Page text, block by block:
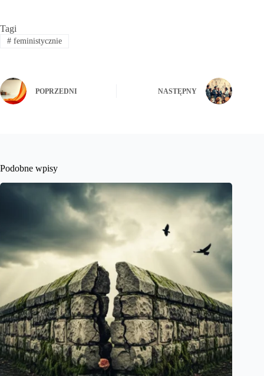
Tagi
#feministycznie
POPRZEDNI NASTĘPNY
Podobne wpisy